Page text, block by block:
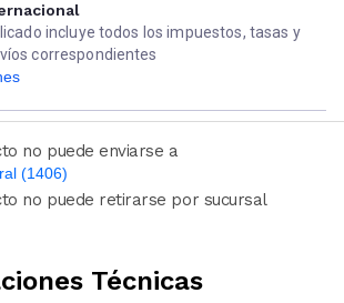
incluye todos los impuestos, tasas y
correspondientes
no puede enviarse a
(1406)
postal (sólo números)
no puede retirarse por sucursal
Técnicas